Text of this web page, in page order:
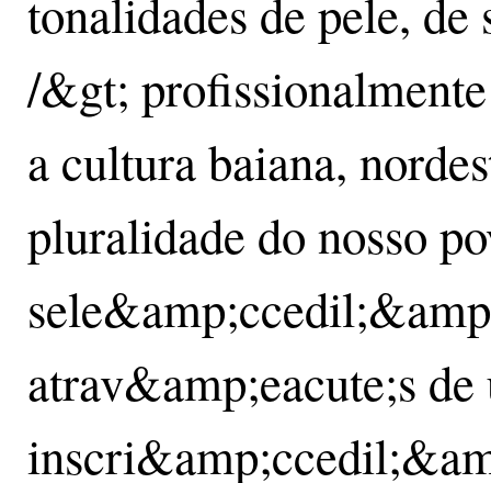
tonalidades de pele,
/&gt;
a cultura baiana,
pluralidade do nosso
atrav&amp;eacute;s de